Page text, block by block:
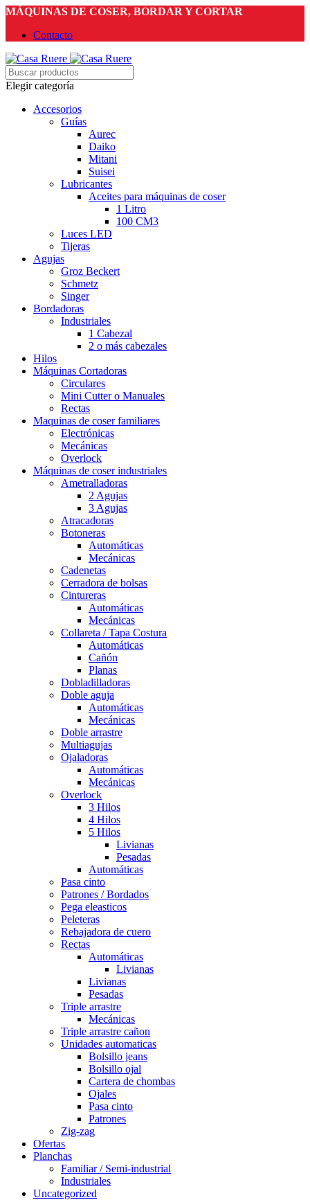
MÁQUINAS DE COSER, BORDAR Y CORTAR
Contacto
Elegir categoría
Accesorios
Guías
Aurec
Daiko
Mitani
Suisei
Lubricantes
Aceites para máquinas de coser
1 Litro
100 CM3
Luces LED
Tijeras
Agujas
Groz Beckert
Schmetz
Singer
Bordadoras
Industriales
1 Cabezal
2 o más cabezales
Hilos
Máquinas Cortadoras
Circulares
Mini Cutter o Manuales
Rectas
Maquinas de coser familiares
Electrónicas
Mecánicas
Overlock
Máquinas de coser industriales
Ametralladoras
2 Agujas
3 Agujas
Atracadoras
Botoneras
Automáticas
Mecánicas
Cadenetas
Cerradora de bolsas
Cintureras
Automáticas
Mecánicas
Collareta / Tapa Costura
Automáticas
Cañón
Planas
Dobladilladoras
Doble aguja
Automáticas
Mecánicas
Doble arrastre
Multiagujas
Ojaladoras
Automáticas
Mecánicas
Overlock
3 Hilos
4 Hilos
5 Hilos
Livianas
Pesadas
Automáticas
Pasa cinto
Patrones / Bordados
Pega eleasticos
Peleteras
Rebajadora de cuero
Rectas
Automáticas
Livianas
Livianas
Pesadas
Triple arrastre
Mecánicas
Triple arrastre cañon
Unidades automaticas
Bolsillo jeans
Bolsillo ojal
Cartera de chombas
Ojales
Pasa cinto
Patrones
Zig-zag
Ofertas
Planchas
Familiar / Semi-industrial
Industriales
Uncategorized